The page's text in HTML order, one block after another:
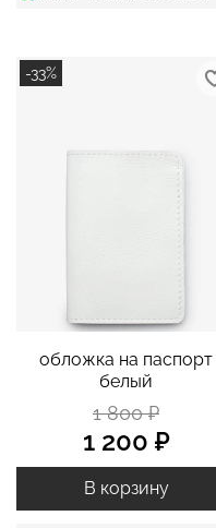
-33%
обложка на паспорт
белый
1 800 ₽
1 200 ₽
В корзину